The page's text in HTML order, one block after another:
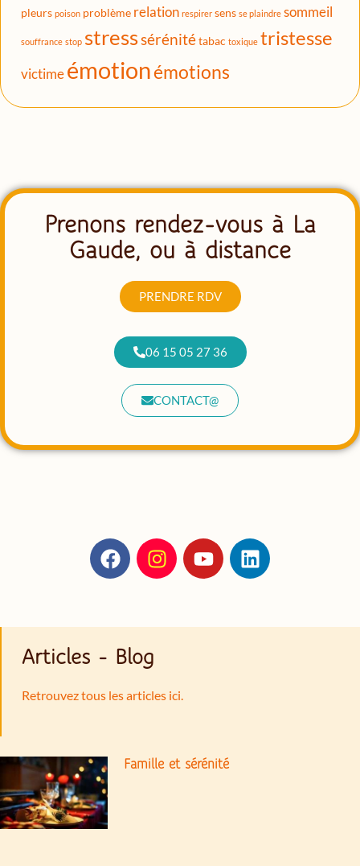
pleurs poison problème relation respirer sens se plaindre sommeil
souffrance stop stresssérénitétabac toxique tristesse
victimeémotionémotions
Prenons rendez-vous à La
Gaude, ou à distance
PRENDRE RDV
06 15 05 27 36
CONTACT@
Articles - Blog
Retrouvez tous les articles ici.
Famille et sérénité